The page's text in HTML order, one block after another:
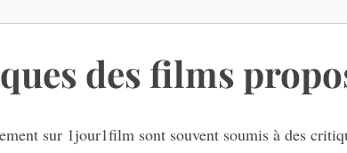
des films
sur 1jour1film sont souvent soumis à des